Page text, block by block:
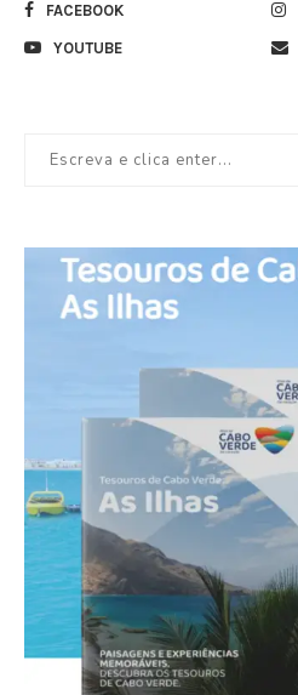
FACEBOOK
YOUTUBE